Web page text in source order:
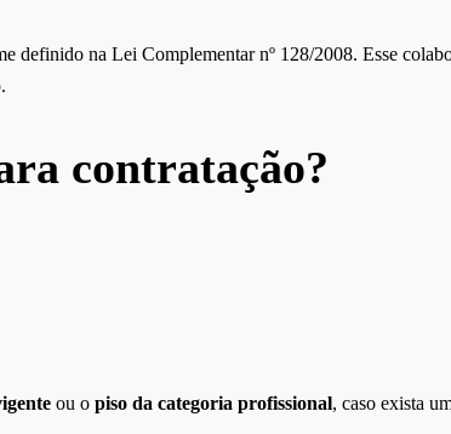
definido na Lei Complementar nº 128/2008. Esse
contratação?
ou o piso da categoria profissional, caso exista